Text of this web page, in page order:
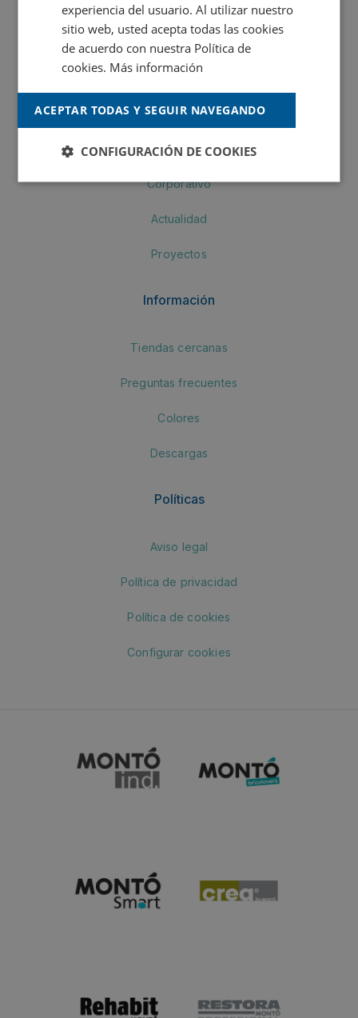
MONTÓ Pinturas
Productos
Corporativo
Actualidad
Proyectos
Información
Tiendas cercanas
Preguntas frecuentes
Colores
Descargas
Políticas
Aviso legal
Política de privacidad
Política de cookies
Configurar cookies
experiencia del usuario. Al utilizar nuestro
sitio web, usted acepta todas las cookies
de acuerdo con nuestra Política de
cookies. Más información
ACEPTAR TODAS Y SEGUIR NAVEGANDO
CONFIGURACIÓN DE COOKIES